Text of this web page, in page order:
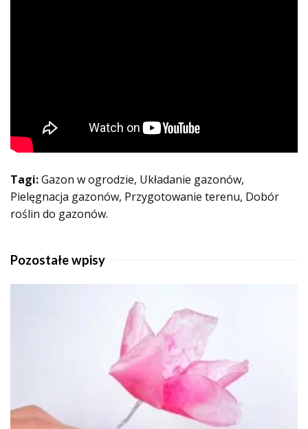
Tagi:Gazon w ogrodzie, Układanie gazonów,
Pielęgnacja gazonów, Przygotowanie terenu, Dobór
roślin do gazonów.
Pozostałe wpisy